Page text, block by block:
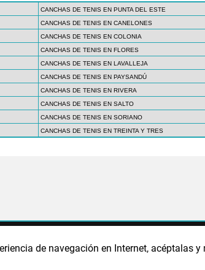
de navegación en Internet, acéptalas
CANCHAS DE TENIS EN PUNTA DEL ESTE
CANCHAS DE TENIS EN CANELONES
CANCHAS DE TENIS EN COLONIA
CANCHAS DE TENIS EN FLORES
CANCHAS DE TENIS EN LAVALLEJA
CANCHAS DE TENIS EN PAYSANDÚ
CANCHAS DE TENIS EN RIVERA
CANCHAS DE TENIS EN SALTO
CANCHAS DE TENIS EN SORIANO
CANCHAS DE TENIS EN TREINTA Y TRES
DE PRIVACIDAD POLÍTICA DE COOKIES